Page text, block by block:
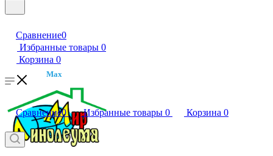
Сравнение0
Избранные товары 0
Корзина 0
Max
Сравнение0 Избранные товары 0 Корзина 0